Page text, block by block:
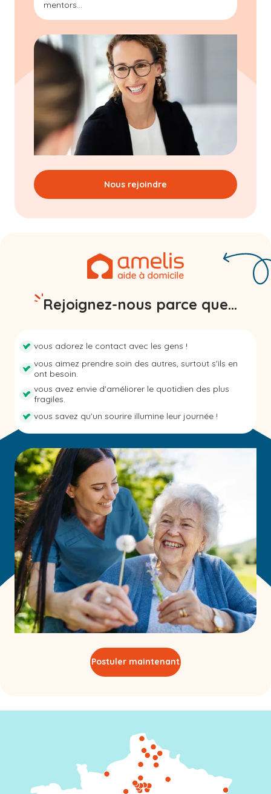
mentors...
Nous rejoindre
Rejoignez-nous parce que...
vous adorez le contact avec les gens !
vous aimez prendre soin des autres, surtout s'ils en
ont besoin.
vous avez envie d'améliorer le quotidien des plus
fragiles.
vous savez qu'un sourire illumine leur journée !
Postuler maintenant